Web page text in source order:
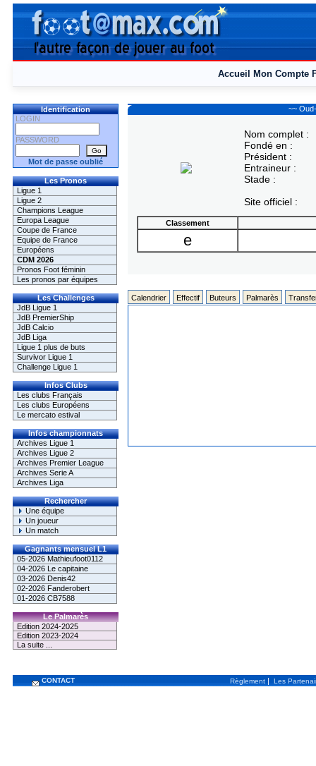
Accueil Mon Compte
Identification
LOGIN
PASSWORD
Mot de passe oublié
Les Pronos
Ligue 1
Ligue 2
Champions League
Europa League
Coupe de France
Equipe de France
Européens
CDM 2026
Pronos Foot féminin
Les pronos par équipes
Les Challenges
JdB Ligue 1
JdB PremierShip
JdB Calcio
JdB Liga
Ligue 1 plus de buts
Survivor Ligue 1
Challenge Ligue 1
Infos Clubs
Les clubs Français
Les clubs Européens
Le mercato estival
Infos championnats
Archives Ligue 1
Archives Ligue 2
Archives Premier League
Archives Serie A
Archives Liga
Rechercher
Une équipe
Un joueur
Un match
Gagnants mensuel L1
05-2026 Mathieufoot0112
04-2026 Le capitaine
03-2026 Denis42
02-2026 Fanderobert
01-2026 CB7588
Le Palmarès
Edition 2024-2025
Edition 2023-2024
La suite ...
~~
Nom complet :
Fondé en :
Président :
Entraineur :
Stade :
Site officiel :
Classement
e
Calendrier Effectif Buteurs Palmarès
CONTACT Règlement | Les